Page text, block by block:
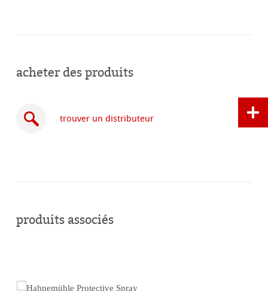
acheter des produits
trouver un distributeur
ligne
produits associés